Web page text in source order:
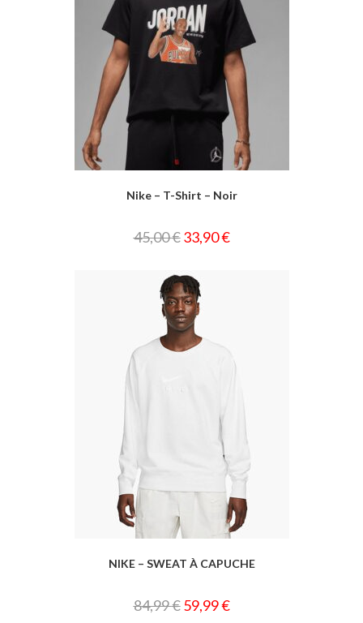
Nike – T-Shirt – Noir
45,00€ 33,90€
NIKE – SWEAT À CAPUCHE
84,99€ 59,99€